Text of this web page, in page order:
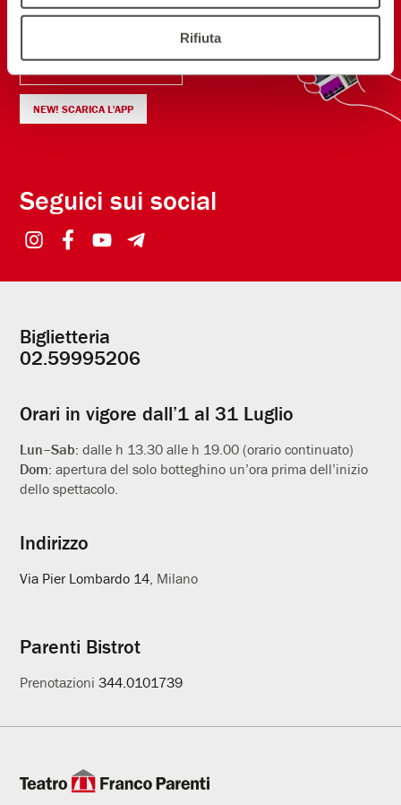
Rifiuta
contatto
NEW! SCARICA L'APP
Seguici sui social
Informazioni
utili
Biglietteria
02.59995206
Orari in vigore dall’1 al 31 Luglio
Lun–Sab:dalle h 13.30 alle h 19.00 (orario continuato)
Dom:apertura del solo botteghino un’ora prima dell’inizio
dello spettacolo.
Indirizzo
Via Pier Lombardo 14, Milano
Parenti Bistrot
Prenotazioni344.0101739